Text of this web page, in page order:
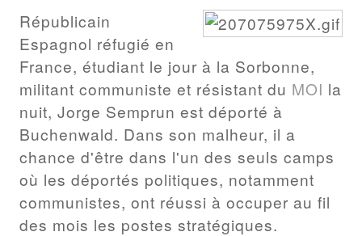
Républicain
Espagnol réfugié en
France, étudiant le jour à la Sorbonne,
militant communiste et résistant du MOI la
nuit, Jorge Semprun est déporté à
Buchenwald. Dans son malheur, il a
chance d'être dans l'un des seuls camps
où les déportés politiques, notamment
communistes, ont réussi à occuper au fil
des mois les postes stratégiques.